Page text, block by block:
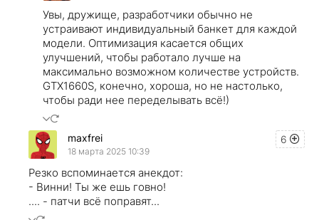
Увы, дружище, разработчики обычно не
устраивают индивидуальный банкет для каждой
модели. Оптимизация касается общих
улучшений, чтобы работало лучше на
максимально возможном количестве устройств.
GTX1660S, конечно, хороша, но не настолько,
чтобы ради нее переделывать всё!)
6
maxfrei
18 марта 2025 10:39
Резко вспоминается анекдот:
- Винни! Ты же ешь говно!
.... - патчи всё поправят...